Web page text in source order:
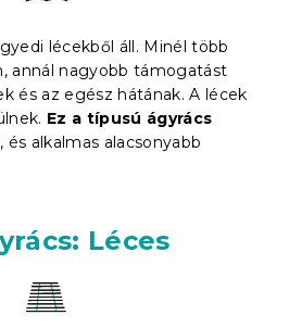
lécekből áll. Minél több
annál nagyobb támogatást
és az egész hátának. A lécek
Ez a típusú ágyrács
, és alkalmas alacsonyabb
Léces